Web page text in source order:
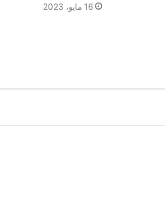
16 مايو، 2023